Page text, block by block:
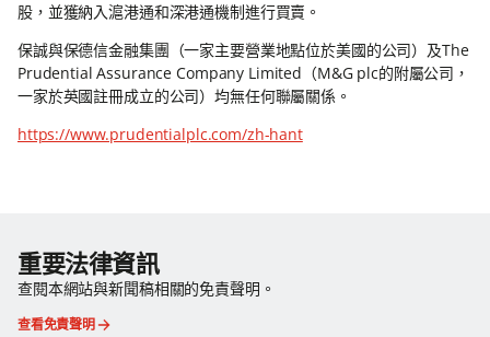
股，並獲納入滬港通和深港通機制進行買賣。
保誠與保德信金融集團（一家主要營業地點位於美國的公司）及The
Prudential Assurance Company Limited（M&G plc的附屬公司，
一家於英國註冊成立的公司）均無任何聯屬關係。
https://www.prudentialplc.com/zh-hant
重要法律資訊
查閱本網站與新聞稿相關的免責聲明。
查看免責聲明